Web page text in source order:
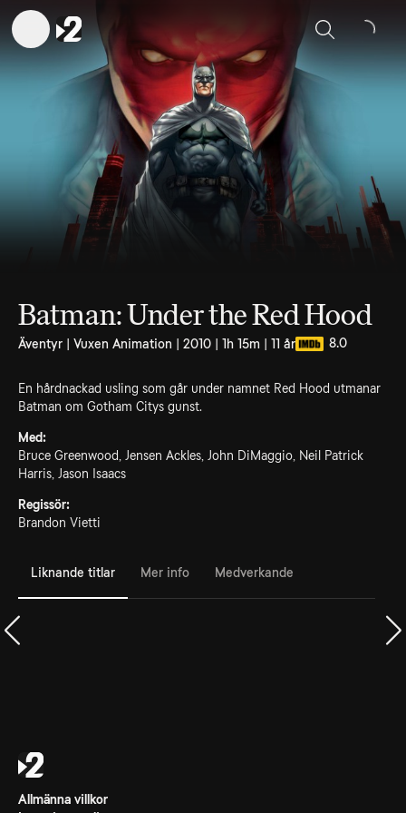
Sök
Batman: Under the Red Hood
Äventyr | Vuxen Animation | 2010 | 1h 15m | 11 år 8.0
En hårdnackad usling som går under namnet Red Hood utmanar
Batman om Gotham Citys gunst.
Med:
Bruce Greenwood, Jensen Ackles, John DiMaggio, Neil Patrick
Harris, Jason Isaacs
Regissör:
Brandon Vietti
Liknande titlar Mer info Medverkande
Allmänna villkor